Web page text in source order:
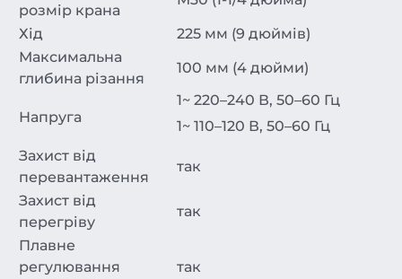
розмір крана
Хід
225 мм (9 дюймів)
Максимальна
глибина різання
100 мм (4 дюйми)
Напруга
1~ 220–240 В, 50–60 Гц
1~ 110–120 В, 50–60 Гц
Захист від
перевантаження
так
Захист від
перегріву
так
Плавне
регулювання
так